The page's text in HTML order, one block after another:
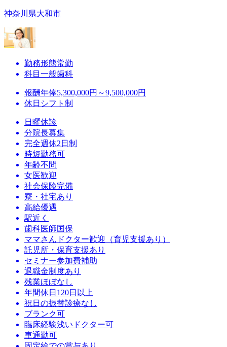
神奈川県大和市
勤務形態常勤
科目 一般歯科
報酬年俸5,300,000円～9,500,000円
休日 シフト制
日曜休診
分院長募集
完全週休2日制
時短勤務可
年齢不問
女医歓迎
社会保険完備
寮・社宅あり
高給優遇
駅近く
歯科医師国保
ママさんドクター歓迎（育児支援あり）
託児所・保育支援あり
セミナー参加費補助
退職金制度あり
残業ほぼなし
年間休日120日以上
祝日の振替診療なし
ブランク可
臨床経験浅いドクター可
車通勤可